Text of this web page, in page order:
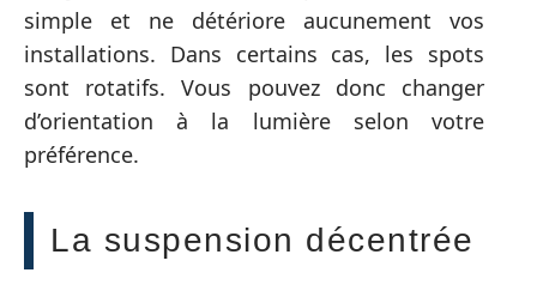
simple et ne détériore aucunement vos
installations. Dans certains cas, les spots
sont rotatifs. Vous pouvez donc changer
d’orientation à la lumière selon votre
préférence.
La suspension décentrée